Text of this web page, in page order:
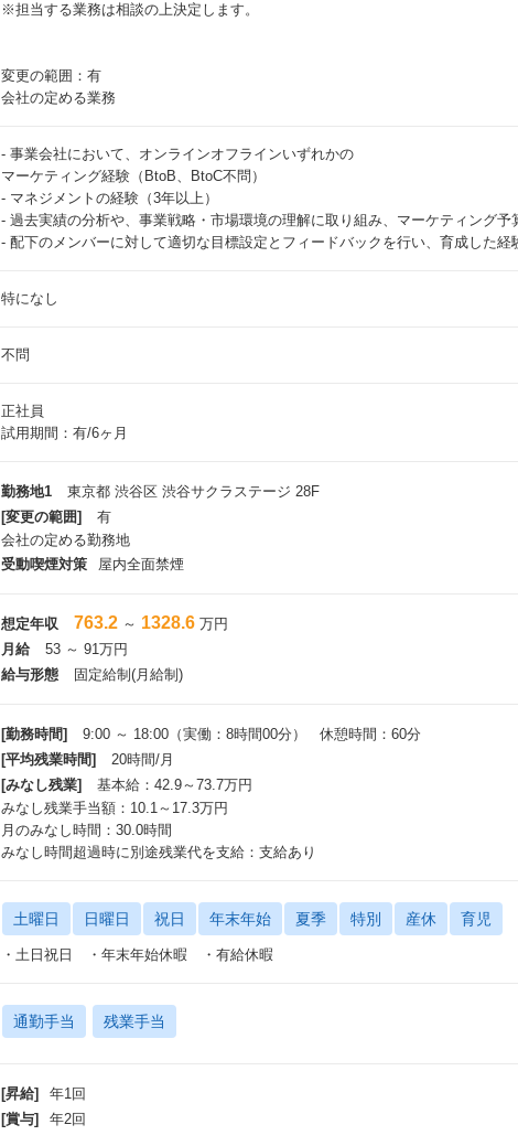
※担当する業務は相談の上決定します。
変更の範囲：有
会社の定める業務
- 事業会社において、オンラインオフラインいずれかの
マーケティング経験（BtoB、BtoC不問）
- マネジメントの経験（3年以上）
- 過去実績の分析や、事業戦略・市場環境の理解に取り組み、マーケティング
- 配下のメンバーに対して適切な目標設定とフィードバックを行い、育成した経
特になし
不問
正社員
試用期間：有/6ヶ月
勤務地1
東京都 渋谷区 渋谷サクラステージ 28F
[変更の範囲]
有
会社の定める勤務地
受動喫煙対策
屋内全面禁煙
想定年収 763.2 ～ 1328.6 万円
月給
53 ～ 91万円
給与形態
固定給制(月給制)
[勤務時間]
9:00 ～ 18:00（実働：8時間00分） 休憩時間：60分
[平均残業時間]
20時間/月
[みなし残業]
基本給：42.9～73.7万円
みなし残業手当額：10.1～17.3万円
月のみなし時間：30.0時間
みなし時間超過時に別途残業代を支給：支給あり
土曜日 日曜日 祝日 年末年始 夏季 特別 産休 育児
・土日祝日 ・年末年始休暇 ・有給休暇
通勤手当 残業手当
[昇給]
年1回
[賞与]
年2回